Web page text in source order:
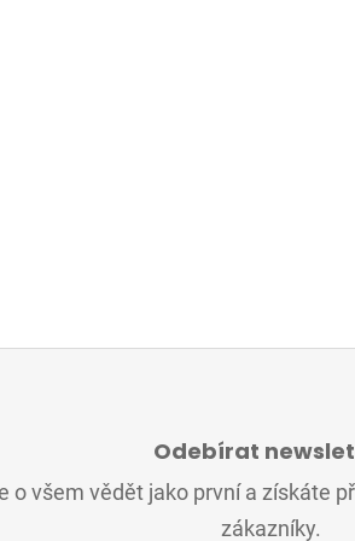
Odebírat
o všem vědět jako první a získáte
zákazníky.